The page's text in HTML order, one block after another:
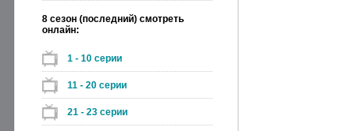
8 сезон (последний) смотреть
онлайн:
1 - 10 серии
11 - 20 серии
21 - 23 серии